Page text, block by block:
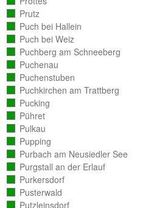
ausgezählt)
Prutz
(vollständig
ausgezählt)
Puch bei Hallein
(vollständig
ausgezählt)
Puch bei Weiz
(vollständig
ausgezählt)
Puchberg am Schneeberg
(vollständig
ausgezählt)
Puchenau
(vollständig
ausgezählt)
Puchenstuben
(vollständig
ausgezählt)
Puchkirchen am Trattberg
(vollständig
ausgezählt)
Pucking
(vollständig
ausgezählt)
Pühret
(vollständig
ausgezählt)
Pulkau
(vollständig
ausgezählt)
Pupping
(vollständig
ausgezählt)
Purbach am Neusiedler See
(vollständig
ausgezählt)
Purgstall an der Erlauf
(vollständig
ausgezählt)
Purkersdorf
(vollständig
ausgezählt)
Pusterwald
(vollständig
ausgezählt)
Putzleinsdorf